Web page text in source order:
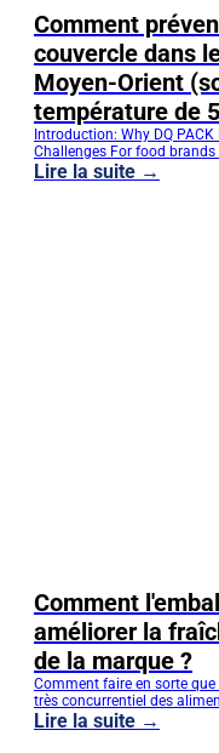
Comment
couvercle dans
Moyen-Orient
température de
Introduction: Why DQ
Challenges For food
just a season—it’s a stress
closely with global food
Lire la suite →
Comment
améliorer la
de la marque ?
Comment faire en sorte
très concurrentiel des
et la sécurité ? La réponse
PACK propose des
Lire la suite →